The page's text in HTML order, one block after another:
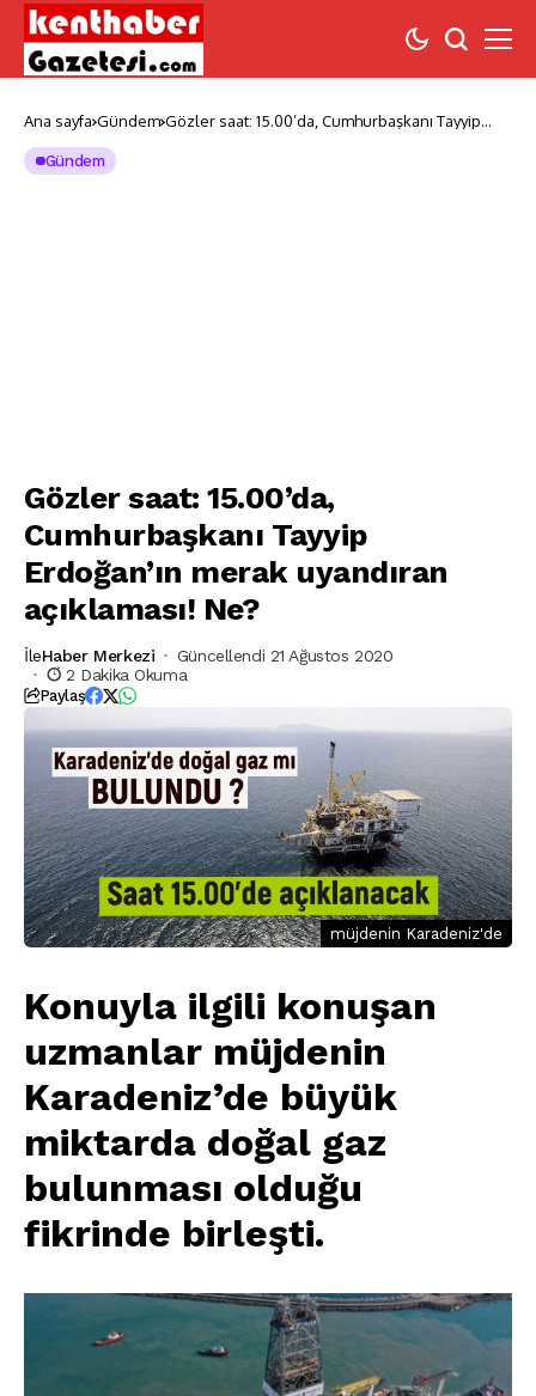
Ana sayfa Gündem Gözler saat: 15.00’da, Cumhurbaşkanı Tayyip
Gündem
Gözler saat: 15.00’da,
Cumhurbaşkanı Tayyip
Erdoğan’ın merak uyandıran
açıklaması! Ne?
İleHaber Merkezi
Güncellendi 21 Ağustos 2020
2 Dakika Okuma
Paylaş
müjdenin Karadeniz'de
Konuyla ilgili konuşan
uzmanlar müjdenin
Karadeniz’de büyük
miktarda doğal gaz
bulunması olduğu
fikrinde birleşti.